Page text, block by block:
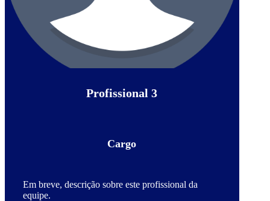
Profissional 3
Cargo
Em breve, descrição sobre este profissional da
equipe.